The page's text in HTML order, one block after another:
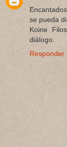
se pueda
Koine
diálogo.
Responder